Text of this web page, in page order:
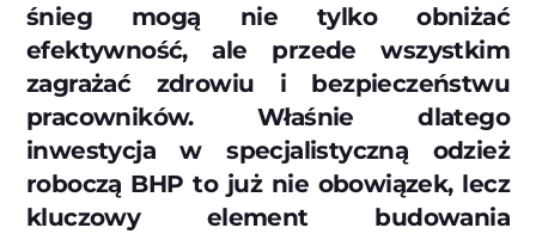
śnieg mogą nie tylko obniżać
efektywność, ale przede wszystkim
zagrażać zdrowiu i bezpieczeństwu
pracowników. Właśnie dlatego
inwestycja w specjalistyczną odzież
roboczą BHP to już nie obowiązek, lecz
kluczowy element budowania